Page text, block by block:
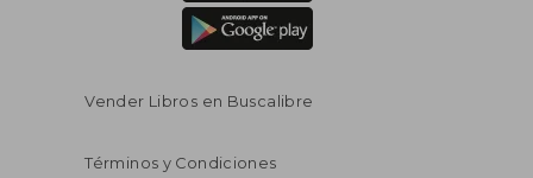
Vender Libros en Buscalibre
Términos y Condiciones